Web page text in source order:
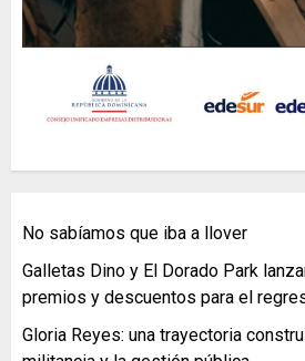
No sabíamos que iba a llover
Galletas Dino y El Dorado Park
premios y descuentos para el
Gloria Reyes: una trayectoria